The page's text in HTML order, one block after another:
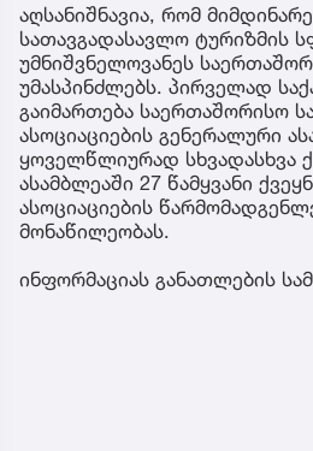
აღსანიშნავია, რომ
სათავგადასავლო ტურიზმის
უმნიშვნელოვანეს
უმასპინძლებს. პირველად
გაიმართება საერთაშორისო
ასოციაციების გენერალური
ყოველწლიურად სხვადასხვა
ასამბლეაში 27 წამყვანი
ასოციაციების
მონაწილეობას.
ინფორმაციას განათლების